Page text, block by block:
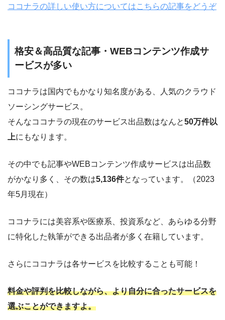
ココナラの詳しい使い方についてはこちらの記事をどうぞ
格安＆高品質な記事・WEBコンテンツ作成サ
ービスが多い
ココナラは国内でもかなり知名度がある、人気のクラウド
ソーシングサービス。
そんなココナラの現在のサービス出品数はなんと50万件以
上にもなります。
その中でも記事やWEBコンテンツ作成サービスは出品数
がかなり多く、その数は5,136件となっています。（2023
年5月現在）
ココナラには美容系や医療系、投資系など、あらゆる分野
に特化した執筆ができる出品者が多く在籍しています。
さらにココナラは各サービスを比較することも可能！
料金や評判を比較しながら、より自分に合ったサービスを
選ぶことができますよ。